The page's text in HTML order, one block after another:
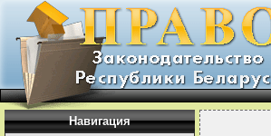
Навигация